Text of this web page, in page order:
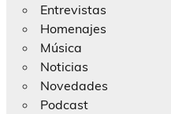
Entrevistas
Homenajes
Música
Noticias
Novedades
Podcast